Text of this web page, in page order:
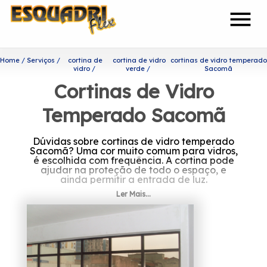
menu
Home Serviços
cortina de
vidro
cortina de vidro
verde
cortinas de vidro temperado
Sacomã
Cortinas de Vidro
Temperado Sacomã
Dúvidas sobre cortinas de vidro temperado
Sacomã? Uma cor muito comum para vidros,
é escolhida com frequência. A cortina pode
ajudar na proteção de todo o espaço, e
ainda permitir a entrada de luz.
Invista em cortinas de vidro
temperado Sacomã
Fundada em 2002 por profissionais
capacitados, a Esquadriflex é uma das
principais empresas do segmento de
Ler Mais...